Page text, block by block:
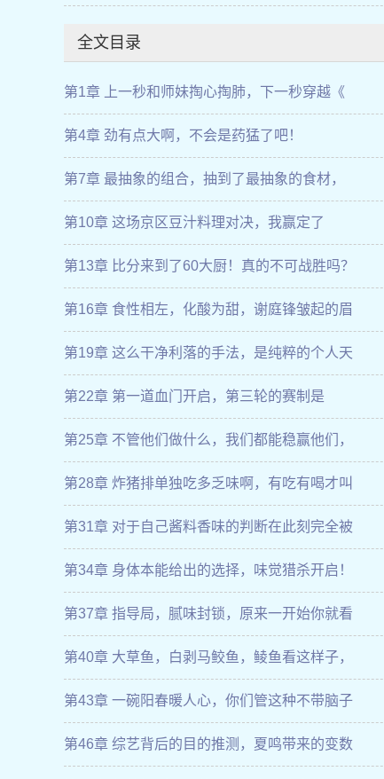
全文目录
第1章 上一秒和师妹掏心掏肺，下一秒穿越《
第4章 劲有点大啊，不会是药猛了吧！
第7章 最抽象的组合，抽到了最抽象的食材，
第10章 这场京区豆汁料理对决，我赢定了
第13章 比分来到了60大厨！真的不可战胜吗？
第16章 食性相左，化酸为甜，谢庭锋皱起的眉
第19章 这么干净利落的手法，是纯粹的个人天
第22章 第一道血门开启，第三轮的赛制是
第25章 不管他们做什么，我们都能稳赢他们，
第28章 炸猪排单独吃多乏味啊，有吃有喝才叫
第31章 对于自己酱料香味的判断在此刻完全被
第34章 身体本能给出的选择，味觉猎杀开启！
第37章 指导局，腻味封锁，原来一开始你就看
第40章 大草鱼，白剥马鲛鱼，鲮鱼看这样子，
第43章 一碗阳春暖人心，你们管这种不带脑子
第46章 综艺背后的目的推测，夏鸣带来的变数